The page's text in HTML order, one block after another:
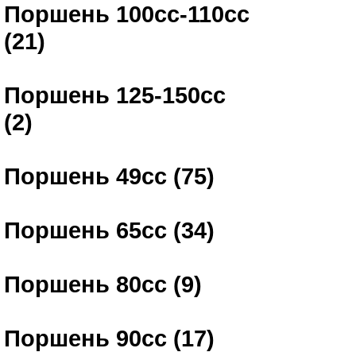
Поршень 100сс-110сс
(21)
Поршень 125-150сс
(2)
Поршень 49сс (75)
Поршень 65сс (34)
Поршень 80сс (9)
Поршень 90сс (17)